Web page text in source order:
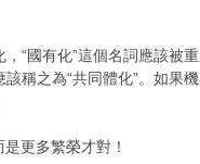
“國有化”這個名詞應該被
稱之為“共同體化”。如果
更多繁榮才對！